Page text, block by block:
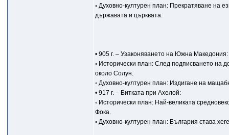
◦ Духовно-културен план: Прекратяване на
държавата и църквата.
• 905 г. – Узаконяването на Южна Македония:
◦ Исторически план: След подписването на
около Солун.
◦ Духовно-културен план: Издигане на
• 917 г. – Битката при Ахелой:
◦ Исторически план: Най-великата
Фока.
◦ Духовно-културен план: България става